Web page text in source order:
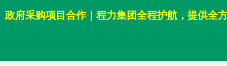
政府采购项目合作｜程力集团全程护航，提供全